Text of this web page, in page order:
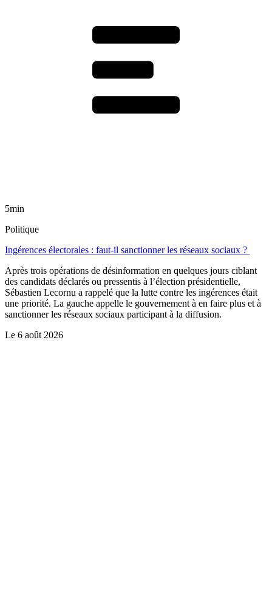
5min
Politique
Ingérences électorales : faut-il sanctionner les réseaux sociaux ?
Après trois opérations de désinformation en quelques jours ciblant
des candidats déclarés ou pressentis à l’élection présidentielle,
Sébastien Lecornu a rappelé que la lutte contre les ingérences était
une priorité. La gauche appelle le gouvernement à en faire plus et à
sanctionner les réseaux sociaux participant à la diffusion.
Le 6 août 2026